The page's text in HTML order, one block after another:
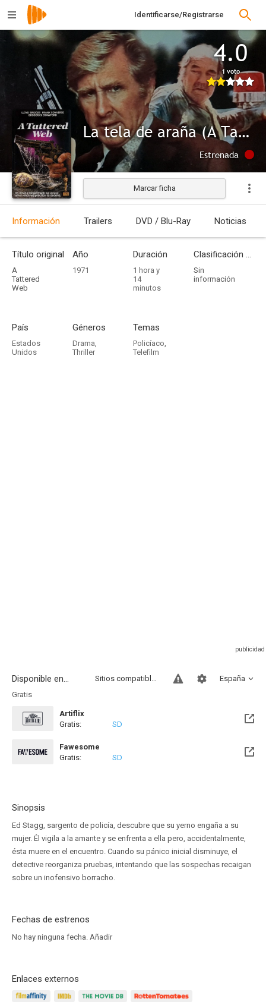
Identificarse/Registrarse
4.0
1 voto
La tela de araña (A Tattered Web)
Estrenada
Marcar ficha
Información Trailers DVD / Blu-Ray Noticias
Título original
A
Tattered
Web
Año
1971
Duración
1 hora y
14
minutos
Clasificación por edades
Sin
información
País
Estados
Unidos
Géneros
Drama,
Thriller
Temas
Policíaco,
Telefilm
Disponible en... España
Sitios compatibles
Gratis
Artiflix
Gratis:
SD
Fawesome
Gratis:
SD
Sinopsis
Ed Stagg, sargento de policía, descubre que su yerno engaña a su
mujer. Él vigila a la amante y se enfrenta a ella pero, accidentalmente,
ésta muere en el encuentro. Cuando su pánico inicial disminuye, el
detective reorganiza pruebas, intentando que las sospechas recaigan
sobre un inofensivo borracho.
Fechas de estrenos
No hay ninguna fecha. Añadir
Enlaces externos